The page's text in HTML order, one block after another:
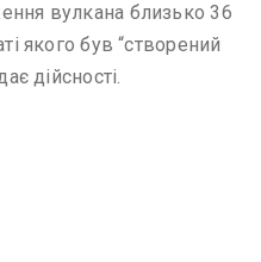
вулкана близько 36
якого був “створений
дійсності.